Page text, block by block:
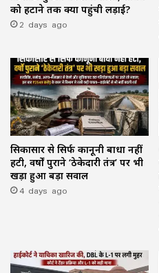
को हटाने तक क्यों पहुंची लड़ाई?
2 days ago
सिकासार से सिर्फ कानूनी बाधा नहीं
हटी, वर्षों पुराने ‘ठेकेदारी तंत्र’ पर भी
खड़ा हुआ बड़ा सवाल
4 days ago